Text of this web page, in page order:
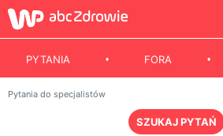
PYTANIA FORA
Pytania do specjalistów
SZUKAJ PYTAŃ